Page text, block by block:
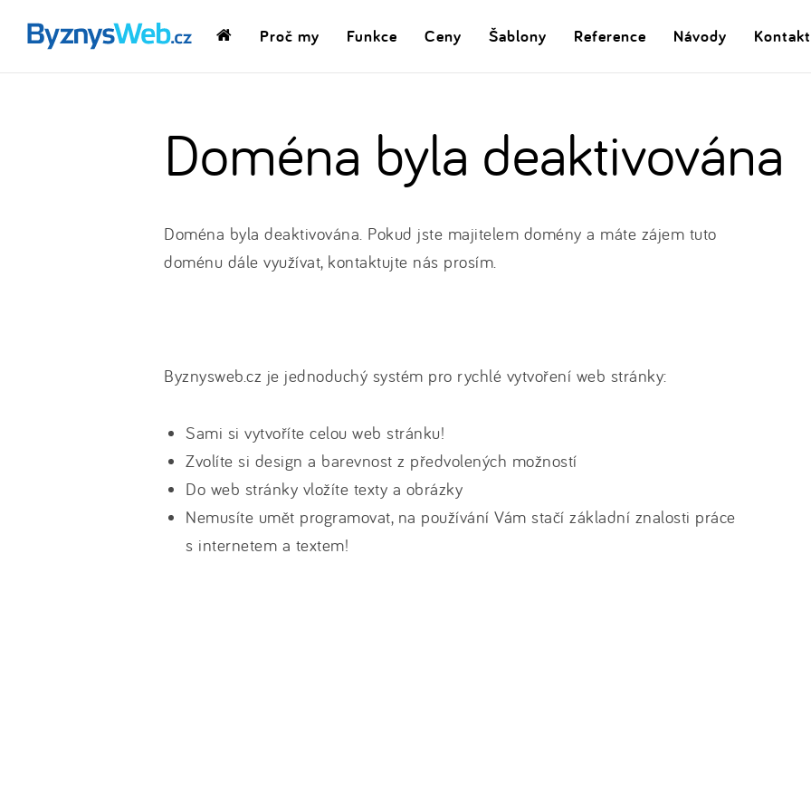
DomovskáProč my Funkce Ceny Šablony Reference Návody Kontakt
Doména byla deaktivována
Doména byla deaktivována. Pokud jste majitelem domény a máte zájem tuto
doménu dále využívat, kontaktujte nás prosím.
Byznysweb.cz je jednoduchý systém pro rychlé vytvoření web stránky:
Sami si vytvoříte celou web stránku!
Zvolíte si design a barevnost z předvolených možností
Do web stránky vložíte texty a obrázky
Nemusíte umět programovat, na používání Vám stačí základní znalosti práce
s internetem a textem!